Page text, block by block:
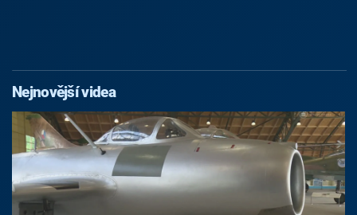
Nejnovější videa